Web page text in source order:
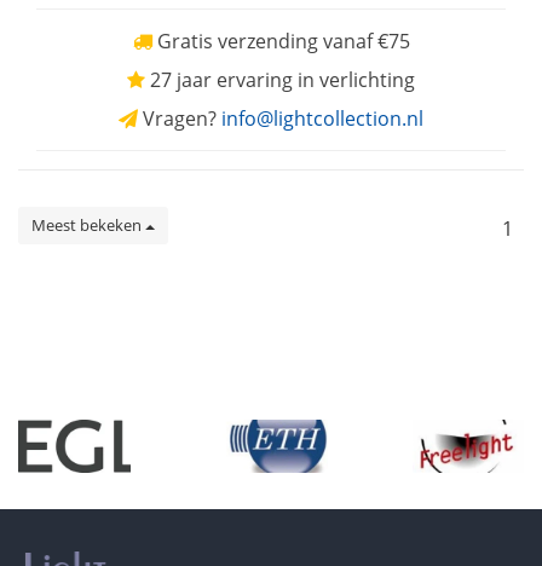
Gratis verzending vanaf €75
27 jaar ervaring in verlichting
Vragen? info@lightcollection.nl
Meest bekeken 1